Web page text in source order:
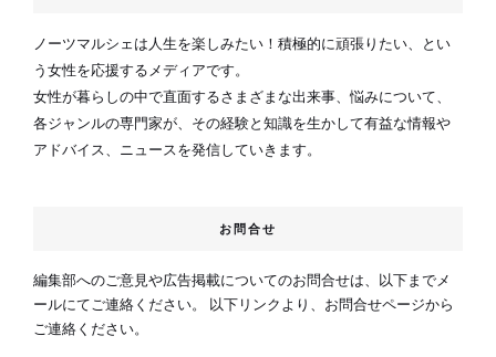
ノーツマルシェは人生を楽しみたい！積極的に頑張りたい、とい
う女性を応援するメディアです。
女性が暮らしの中で直面するさまざまな出来事、悩みについて、
各ジャンルの専門家が、その経験と知識を生かして有益な情報や
アドバイス、ニュースを発信していきます。
お問合せ
編集部へのご意見や広告掲載についてのお問合せは、以下までメ
ールにてご連絡ください。 以下リンクより、お問合せページから
ご連絡ください。